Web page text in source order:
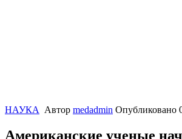
НАУКА Автор medadmin Опубликовано
Американские ученые